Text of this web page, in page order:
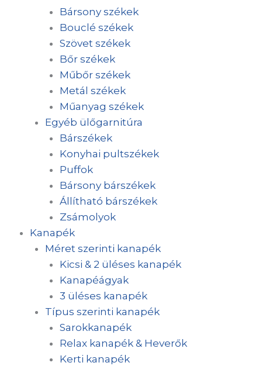
Bársony székek
Bouclé székek
Szövet székek
Bőr székek
Műbőr székek
Metál székek
Műanyag székek
Egyéb ülőgarnitúra
Bárszékek
Konyhai pultszékek
Puffok
Bársony bárszékek
Állítható bárszékek
Zsámolyok
Kanapék
Méret szerinti kanapék
Kicsi & 2 üléses kanapék
Kanapéágyak
3 üléses kanapék
Típus szerinti kanapék
Sarokkanapék
Relax kanapék & Heverők
Kerti kanapék